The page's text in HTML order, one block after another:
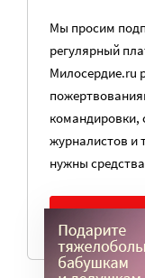
Мы просим
регулярный
Милосердие.ru
командировки,
журналистов и
нужны